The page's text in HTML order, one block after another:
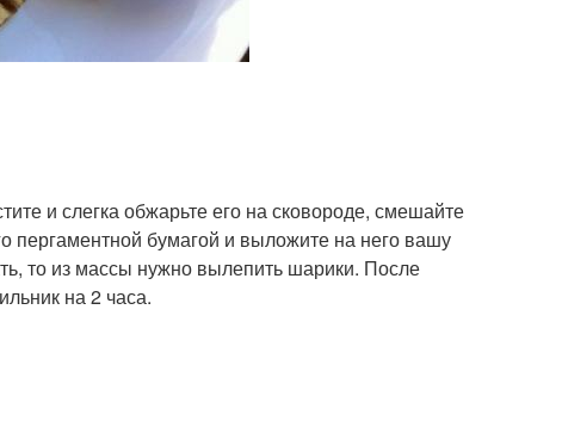
и слегка обжарьте его на сковороде, смешайте
пергаментной бумагой и выложите на него вашу
то из массы нужно вылепить шарики. После
на 2 часа.